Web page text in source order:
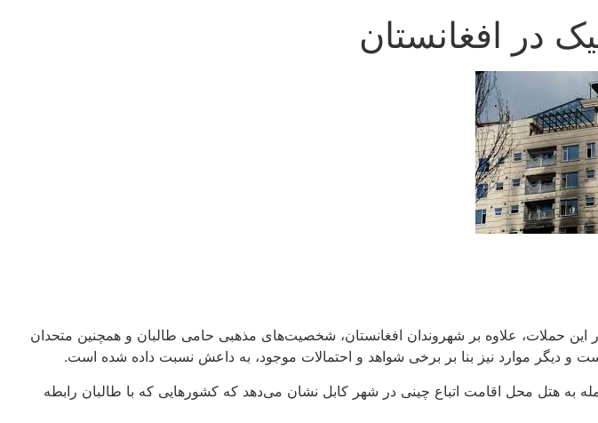
در افغانستان
این حملات، علاوه بر شهروندان افغانستان، شخصیت‌های مذهبی حامی طالبان و همچنین متحدان
دیگر موارد نیز بنا بر برخی شواهد و احتمالات موجود، به داعش نسبت داده شده است.
به هتل محل اقامت اتباع چینی در شهر کابل نشان‌ می‌دهد که کشورهایی که با طالبان رابطه